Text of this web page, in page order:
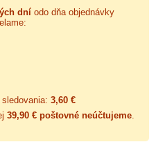
dní odo dňa objednávky
3,60 €
39,90 € poštovné neúčtujeme